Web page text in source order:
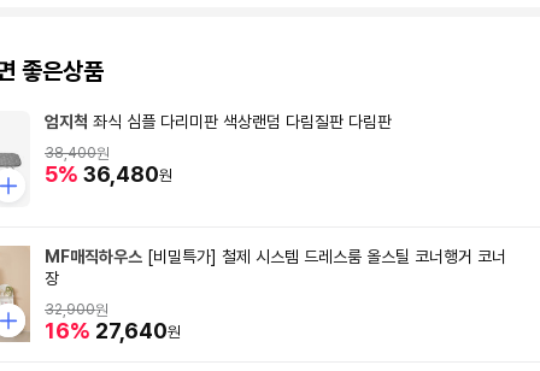
좋은상품
엄지척 좌식 심플 다리미판 색상랜덤 다림질판 다림판
38,400원
5% 36,480원
MF매직하우스 [비밀특가] 철제 시스템 드레스룸 올스틸 코너행거 코너
장
32,900원
16% 27,640원